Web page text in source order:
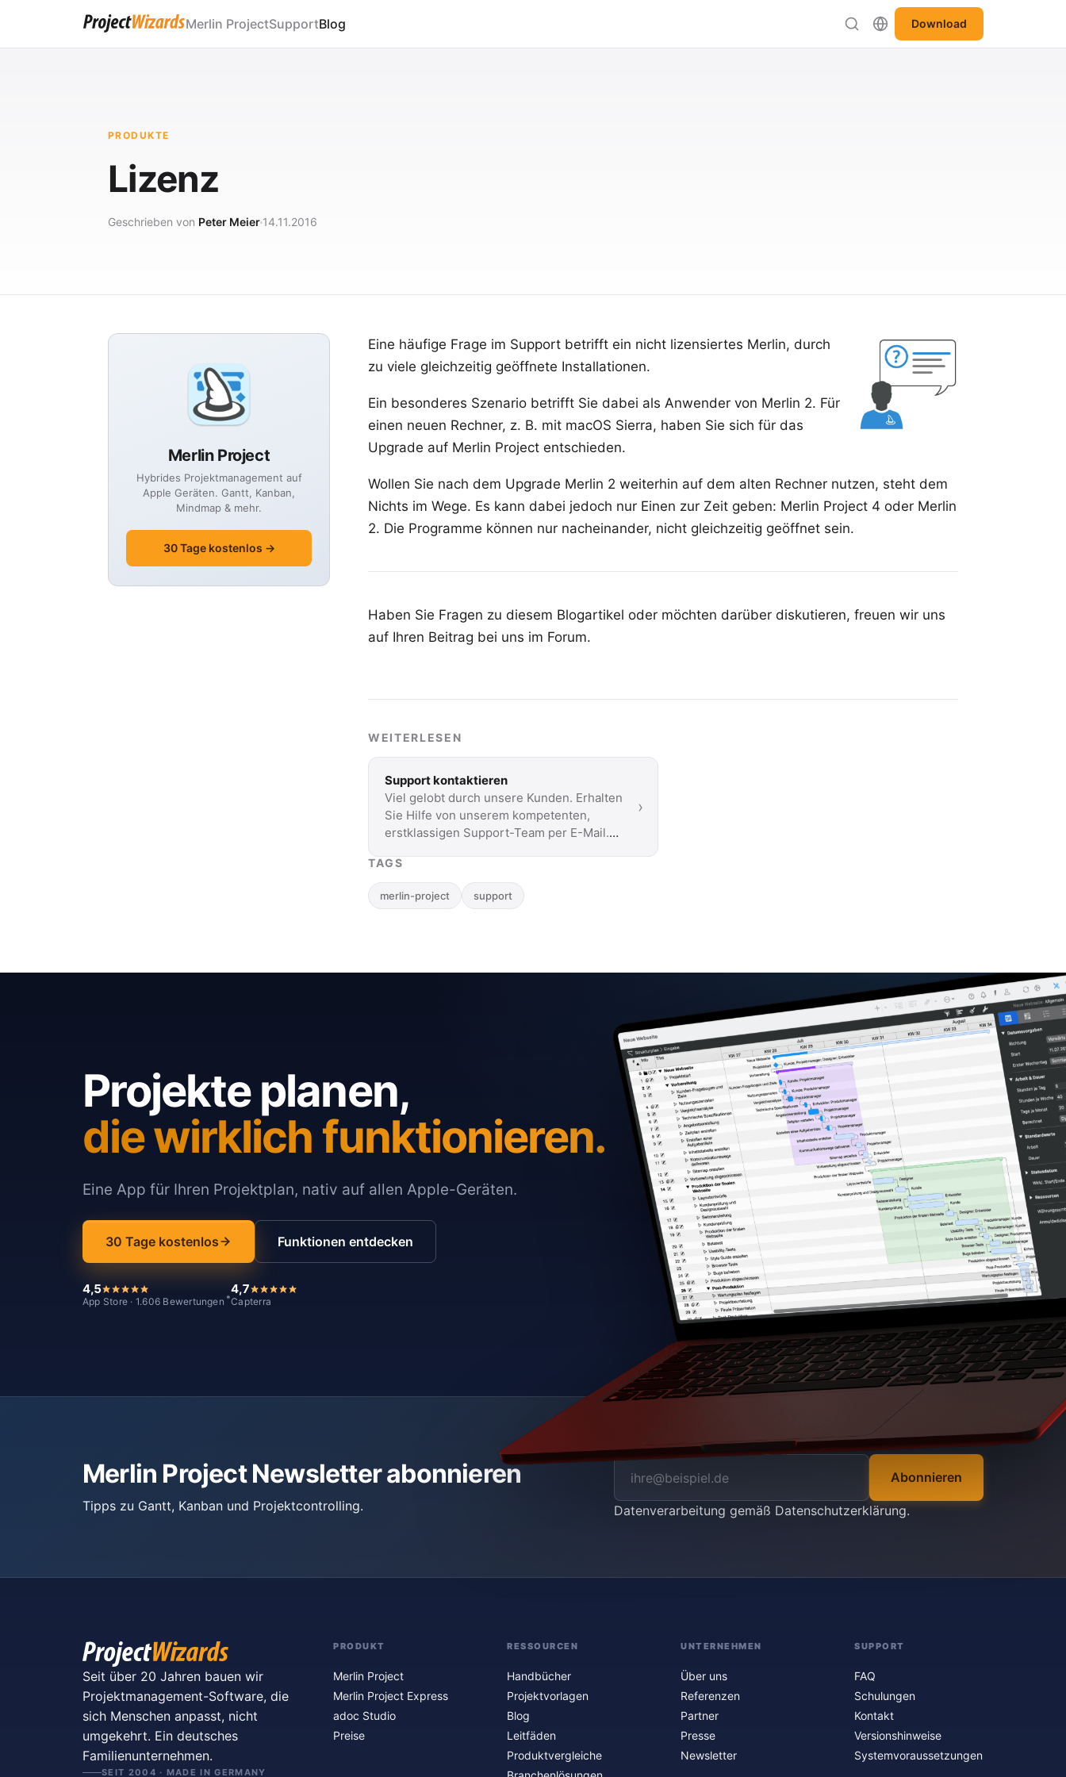
Merlin ProjectSupportBlog Download
PRODUKTE
Lizenz
Geschrieben von Peter Meier 14.11.2016
Merlin Project
Hybrides Projektmanagement auf
Apple Geräten. Gantt, Kanban,
Mindmap & mehr.
30 Tage kostenlos →
Eine häufige Frage im Support betrifft ein nicht lizensiertes Merlin, durch
zu viele gleichzeitig geöffnete Installationen.
Ein besonderes Szenario betrifft Sie dabei als Anwender von Merlin 2. Für
einen neuen Rechner, z. B. mit macOS Sierra, haben Sie sich für das
Upgrade auf Merlin Project entschieden.
Wollen Sie nach dem Upgrade Merlin 2 weiterhin auf dem alten Rechner nutzen, steht dem
Nichts im Wege. Es kann dabei jedoch nur Einen zur Zeit geben: Merlin Project 4 oder Merlin
2. Die Programme können nur nacheinander, nicht gleichzeitig geöffnet sein.
Haben Sie Fragen zu diesem Blogartikel oder möchten darüber diskutieren, freuen wir uns
auf Ihren Beitrag bei uns im Forum.
WEITERLESEN
Support kontaktieren
Viel gelobt durch unsere Kunden. Erhalten
Sie Hilfe von unserem kompetenten,
erstklassigen Support-Team per E-Mail.
›
TAGS
merlin-project support
Projekte planen,
die wirklich funktionieren.
Eine App für Ihren Projektplan, nativ auf allen Apple-Geräten.
30 Tage kostenlos Funktionen entdecken
4,5
App Store · 1.606 Bewertungen *
4,7
Capterra
Merlin Project Newsletter abonnieren
Tipps zu Gantt, Kanban und Projektcontrolling.
Abonnieren
Datenverarbeitung gemäß Datenschutzerklärung.
Seit über 20 Jahren bauen wir
Projektmanagement-Software, die
sich Menschen anpasst, nicht
umgekehrt. Ein deutsches
Familienunternehmen.
SEIT 2004 · MADE IN GERMANY
PRODUKT
Merlin Project
Merlin Project Express
adoc Studio
Preise
RESSOURCEN
Handbücher
Projektvorlagen
Blog
Leitfäden
Produktvergleiche
UNTERNEHMEN
Über uns
Referenzen
Partner
Presse
Newsletter
SUPPORT
FAQ
Schulungen
Kontakt
Versionshinweise
Systemvoraussetzungen